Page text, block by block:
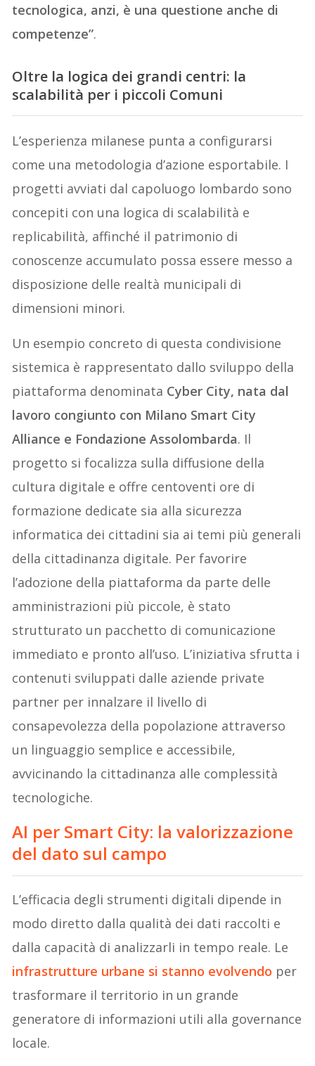
tecnologica, anzi, è una questione anche di
competenze”.
Oltre la logica dei grandi centri: la
scalabilità per i piccoli Comuni
L’esperienza milanese punta a configurarsi
come una metodologia d’azione esportabile. I
progetti avviati dal capoluogo lombardo sono
concepiti con una logica di scalabilità e
replicabilità, affinché il patrimonio di
conoscenze accumulato possa essere messo a
disposizione delle realtà municipali di
dimensioni minori.
Un esempio concreto di questa condivisione
sistemica è rappresentato dallo sviluppo della
piattaforma denominata Cyber City, nata dal
lavoro congiunto con Milano Smart City
Alliance e Fondazione Assolombarda. Il
progetto si focalizza sulla diffusione della
cultura digitale e offre centoventi ore di
formazione dedicate sia alla sicurezza
informatica dei cittadini sia ai temi più generali
della cittadinanza digitale. Per favorire
l’adozione della piattaforma da parte delle
amministrazioni più piccole, è stato
strutturato un pacchetto di comunicazione
immediato e pronto all’uso. L’iniziativa sfrutta i
contenuti sviluppati dalle aziende private
partner per innalzare il livello di
consapevolezza della popolazione attraverso
un linguaggio semplice e accessibile,
avvicinando la cittadinanza alle complessità
tecnologiche.
AI per Smart City: la valorizzazione
del dato sul campo
L’efficacia degli strumenti digitali dipende in
modo diretto dalla qualità dei dati raccolti e
dalla capacità di analizzarli in tempo reale. Le
infrastrutture urbane si stanno evolvendo per
trasformare il territorio in un grande
generatore di informazioni utili alla governance
locale.